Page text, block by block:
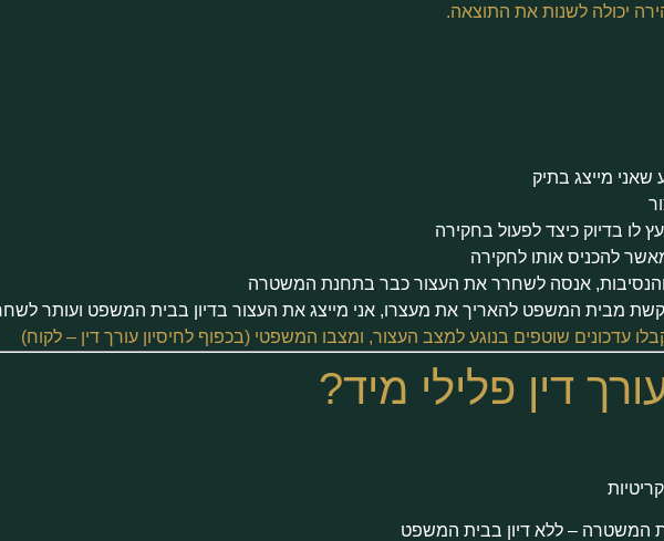
יכולה לשנות את התוצאה.
שאני מייצג בתיק
לו בדיוק כיצד לפעול בחקירה
להכניס אותו לחקירה
אנסה לשחרר את העצור כבר בתחנת המשטרה
מבית המשפט להאריך את מעצרו, אני מייצג את העצור בדיון בבית המשפט ועותר
עדכונים שוטפים בנוגע למצב העצור, ומצבו המשפטי (בכפוף לחיסיון עורך דין – לקוח)
דין פלילי מיד?
המשטרה – ללא דיון בבית המשפט